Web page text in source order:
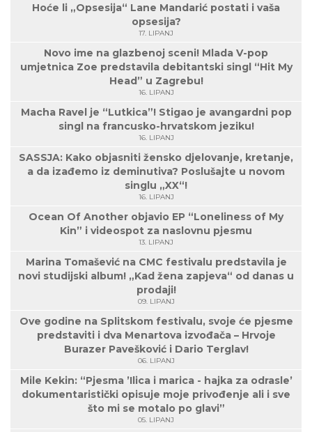
Hoće li „Opsesija“ Lane Mandarić postati i vaša
opsesija?
17. LIPANJ
Novo ime na glazbenoj sceni! Mlada V-pop
umjetnica Zoe predstavila debitantski singl “Hit My
Head” u Zagrebu!
16. LIPANJ
Macha Ravel je “Lutkica”! Stigao je avangardni pop
singl na francusko-hrvatskom jeziku!
16. LIPANJ
SASSJA: Kako objasniti žensko djelovanje, kretanje,
a da izađemo iz deminutiva? Poslušajte u novom
singlu „XX“!
16. LIPANJ
Ocean Of Another objavio EP “Loneliness of My
Kin” i videospot za naslovnu pjesmu
13. LIPANJ
Marina Tomašević na CMC festivalu predstavila je
novi studijski album! „Kad žena zapjeva“ od danas u
prodaji!
09. LIPANJ
Ove godine na Splitskom festivalu, svoje će pjesme
predstaviti i dva Menartova izvođača – Hrvoje
Burazer Pavešković i Dario Terglav!
06. LIPANJ
Mile Kekin: “Pjesma ’Ilica i marica - hajka za odrasle’
dokumentaristički opisuje moje privođenje ali i sve
što mi se motalo po glavi”
05. LIPANJ